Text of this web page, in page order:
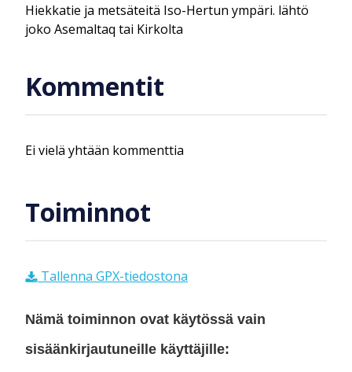
Hiekkatie ja metsäteitä Iso-Hertun ympäri. lähtö
joko Asemaltaq tai Kirkolta
Kommentit
Ei vielä yhtään kommenttia
Toiminnot
Tallenna GPX-tiedostona
Nämä toiminnon ovat käytössä vain
sisäänkirjautuneille käyttäjille: